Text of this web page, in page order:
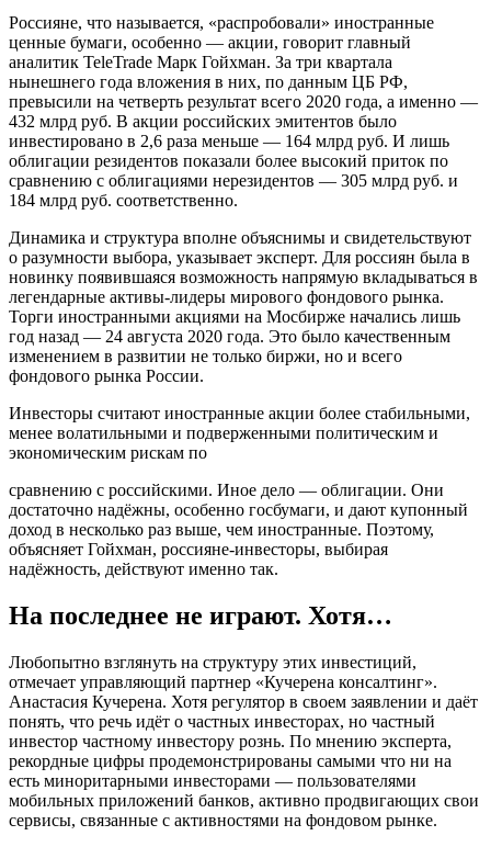
Россияне, что называется, «распробовали» иностранные
ценные бумаги, особенно — акции, говорит главный
аналитик TeleTrade Марк Гойхман. За три квартала
нынешнего года вложения в них, по данным ЦБ РФ,
превысили на четверть результат всего 2020 года, а именно —
432 млрд руб. В акции российских эмитентов было
инвестировано в 2,6 раза меньше — 164 млрд руб. И лишь
облигации резидентов показали более высокий приток по
сравнению с облигациями нерезидентов — 305 млрд руб. и
184 млрд руб. соответственно.
Динамика и структура вполне объяснимы и свидетельствуют
о разумности выбора, указывает эксперт. Для россиян была в
новинку появившаяся возможность напрямую вкладываться в
легендарные активы-лидеры мирового фондового рынка.
Торги иностранными акциями на Мосбирже начались лишь
год назад — 24 августа 2020 года. Это было качественным
изменением в развитии не только биржи, но и всего
фондового рынка России.
Инвесторы считают иностранные акции более стабильными,
менее волатильными и подверженными политическим и
экономическим рискам по
сравнению с российскими. Иное дело — облигации. Они
достаточно надёжны, особенно госбумаги, и дают купонный
доход в несколько раз выше, чем иностранные. Поэтому,
объясняет Гойхман, россияне-инвесторы, выбирая
надёжность, действуют именно так.
На последнее не играют. Хотя…
Любопытно взглянуть на структуру этих инвестиций,
отмечает управляющий партнер «Кучерена консалтинг».
Анастасия Кучерена. Хотя регулятор в своем заявлении и даёт
понять, что речь идёт о частных инвесторах, но частный
инвестор частному инвестору рознь. По мнению эксперта,
рекордные цифры продемонстрированы самыми что ни на
есть миноритарными инвесторами — пользователями
мобильных приложений банков, активно продвигающих свои
сервисы, связанные с активностями на фондовом рынке.